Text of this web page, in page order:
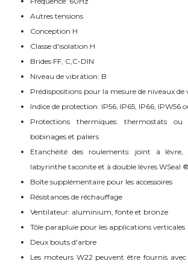
Autres tensions
Conception H
Classe d'isolation H
Brides FF, C,C-DIN
Niveau de vibration: B
Prédispositions pour la mesure de niveaux
Indice de protection: IP56, IP65, IP66, IPW56
Protections thermiques: thermostats ou
bobinages et paliers
Etanchéité des roulements: joint à
labyrinthe taconite et à double lèvres WSeal ®
Boîte supplémentaire pour les accessoires
Résistances de réchauffage
Ventilateur: aluminium, fonte et bronze
Tôle parapluie pour les applications verticales
Deux bouts d'arbre
Les moteurs W22 peuvent être fournis